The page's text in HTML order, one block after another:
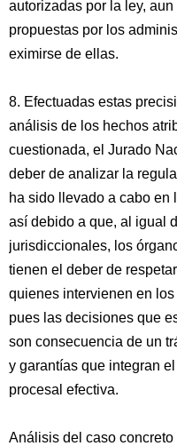
autorizadas por la ley,
propuestas por los
eximirse de ellas.
8. Efectuadas estas
análisis de los hechos
cuestionada, el Jurado
deber de analizar la
ha sido llevado a cabo en
así debido a que, al igual
jurisdiccionales, los
tienen el deber de
quienes intervienen en
pues las decisiones que
son consecuencia de un
y garantías que integran
procesal efectiva.
Análisis del caso